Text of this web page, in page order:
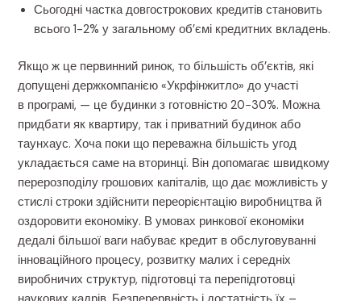
Сьогодні частка довгострокових кредитів становить
всього 1-2% у загальному об’ємі кредитних вкладень.
Якщо ж це первинний ринок, то більшість об’єктів, які
допущені держкомпанією «Укрфінжитло» до участі
в програмі, — це будинки з готовністю 20−30%. Можна
придбати як квартиру, так і приватний будинок або
таунхаус. Хоча поки що переважна більшість угод
укладається саме на вторинці. Він допомагає швидкому
перерозподілу грошових капіталів, що дає можливість у
стислі строки здійснити переорієнтацію виробництва й
оздоровити економіку. В умовах ринкової економіки
дедалі більшої ваги набуває кредит в обслуговуванні
інноваційного процесу, розвитку малих і середніх
виробничих структур, підготовці та перепідготовці